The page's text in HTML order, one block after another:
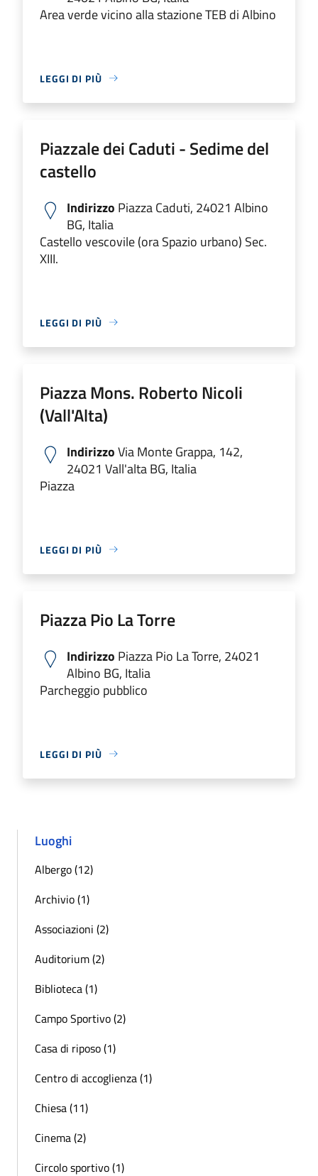
Area verde vicino alla stazione TEB di Albino
LEGGI DI PIÙ
Piazzale dei Caduti - Sedime del
castello
Indirizzo Piazza Caduti, 24021 Albino
BG, Italia
Castello vescovile (ora Spazio urbano) Sec.
XIII.
LEGGI DI PIÙ
Piazza Mons. Roberto Nicoli
(Vall'Alta)
IndirizzoVia Monte Grappa, 142,
24021 Vall'alta BG, Italia
Piazza
LEGGI DI PIÙ
Piazza Pio La Torre
Indirizzo Piazza Pio La Torre, 24021
Albino BG, Italia
Parcheggio pubblico
LEGGI DI PIÙ
Luoghi
Albergo (12)
Archivio (1)
Associazioni (2)
Auditorium (2)
Biblioteca (1)
Campo Sportivo (2)
Casa di riposo (1)
Centro di accoglienza (1)
Chiesa (11)
Cinema (2)
Circolo sportivo (1)